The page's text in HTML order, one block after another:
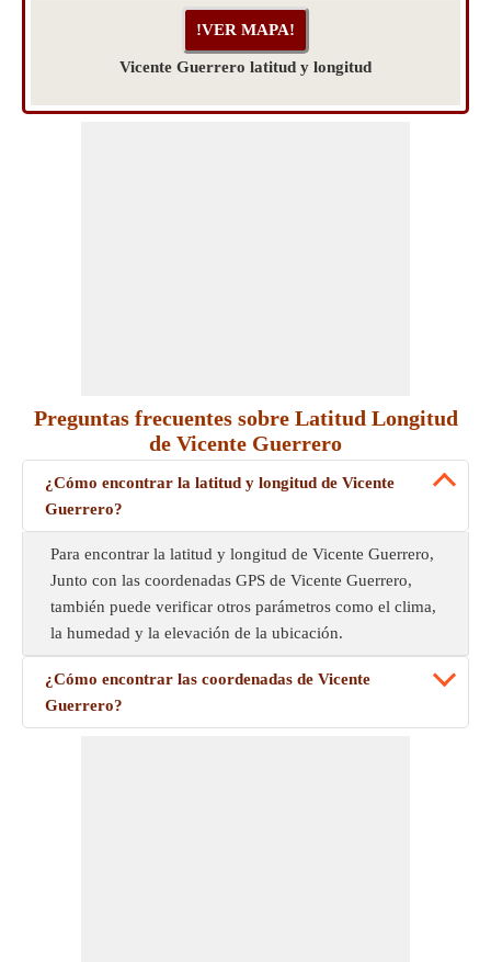
Vicente Guerrero latitud y longitud
Preguntas frecuentes sobre Latitud Longitud
de Vicente Guerrero
¿Cómo encontrar la latitud y longitud de Vicente
Guerrero?
Para encontrar la latitud y longitud de Vicente Guerrero,
Junto con las coordenadas GPS de Vicente Guerrero,
también puede verificar otros parámetros como el clima,
la humedad y la elevación de la ubicación.
¿Cómo encontrar las coordenadas de Vicente
Guerrero?